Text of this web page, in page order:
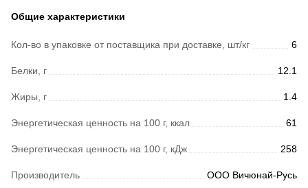
Общие характеристики
Кол-во в упаковке от поставщика при доставке, шт/кг 6
Белки, г 12.1
Жиры, г 1.4
Энергетическая ценность на 100 г, ккал 61
Энергетическая ценность на 100 г, кДж 258
Производитель ООО Вичюнай-Русь